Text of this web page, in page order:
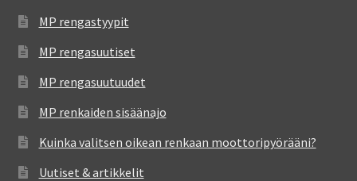
MP rengastyypit
MP rengasuutiset
MP rengasuutuudet
MP renkaiden sisäänajo
Kuinka valitsen oikean renkaan moottoripyörääni?
Uutiset & artikkelit